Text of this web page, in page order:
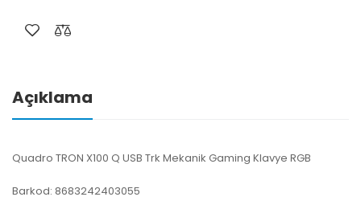
Açıklama
Quadro TRON X100 Q USB Trk Mekanik Gaming Klavye RGB
Barkod: 8683242403055